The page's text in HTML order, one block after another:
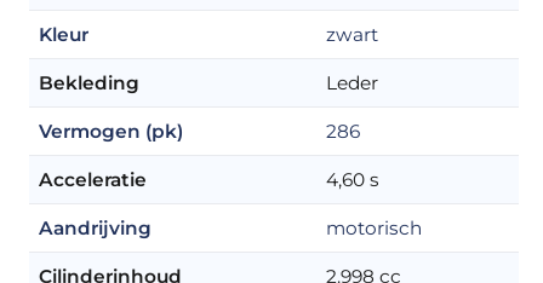
Kleur zwart
Bekleding Leder
Vermogen (pk) 286
Acceleratie 4,60 s
Aandrijving motorisch
Cilinderinhoud 2.998 cc